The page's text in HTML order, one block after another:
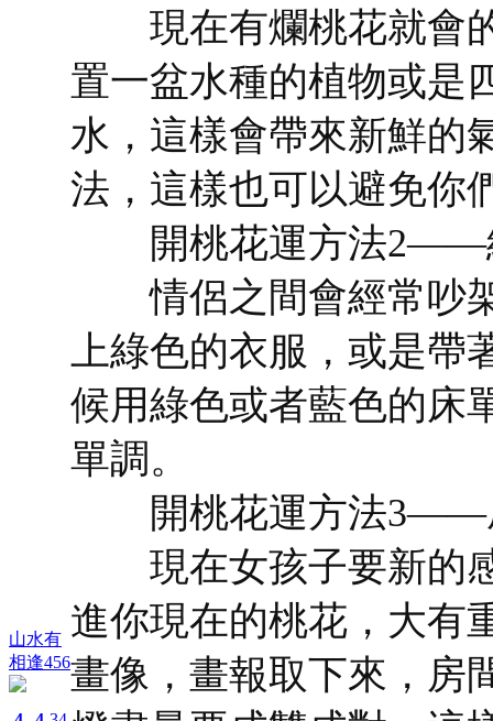
山水有
相逢456
現在有爛桃花就會的
置一盆水種的植物或是
水，這樣會帶來新鮮的
法，這樣也可以避免你
開桃花運方法2——
情侶之間會經常吵架
上綠色的衣服，或是
候用綠色或者藍色的床
單調。
開桃花運方法3——
現在女孩子要新的感
進你現在的桃花，大有
畫像，畫報取下來，房